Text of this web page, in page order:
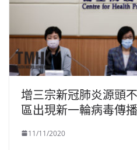
增三宗新冠肺炎源頭
區出現新一輪病毒傳播
11/11/2020